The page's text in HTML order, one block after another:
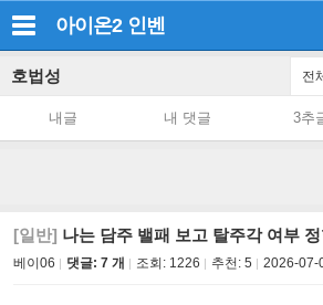
아이온2 인벤
호법성 전
내글 내 댓글 3추
[일반] 나는 담주 밸패 보고 탈주각 여부
베이06 댓글: 7 개 조회: 1226 추천: 5 2026-07-